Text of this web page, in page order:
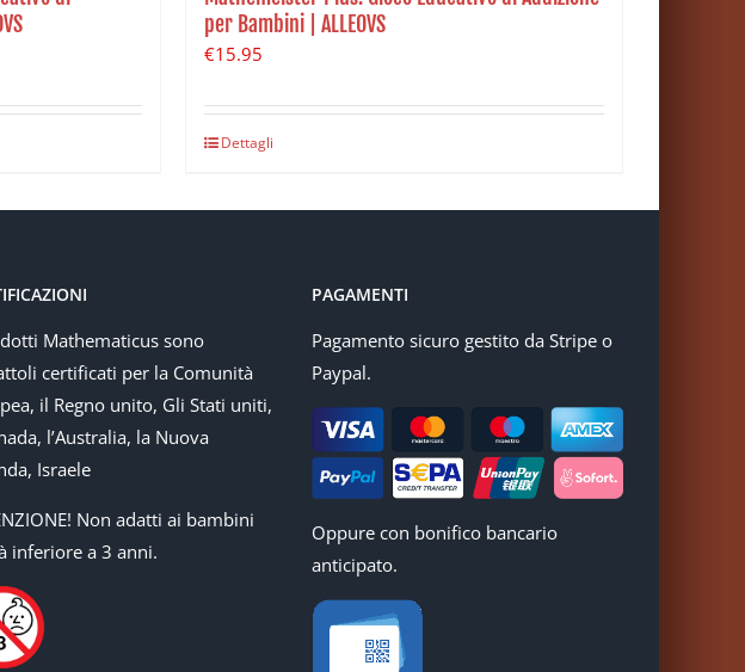
per Bambini | ALLEOVS
€15.95
Dettagli
Mathematicus sono
certificati per la Comunità
il Regno unito, Gli Stati uniti,
l’Australia, la Nuova
Israele
Non adatti ai bambini
inferiore a 3 anni.
PAGAMENTI
Pagamento sicuro gestito da Stripe o
Paypal.
Oppure con bonifico bancario
anticipato.